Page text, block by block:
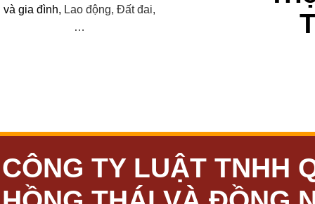
và gia đình, Lao động, Đất đai,
…
CÔNG TY LUẬT TNHH